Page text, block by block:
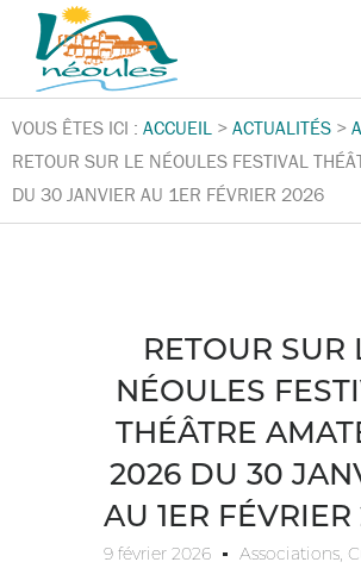
VOUS ÊTES ICI : ACCUEIL > ACTUALITÉS >
RETOUR SUR LE NÉOULES FESTIVAL
DU 30 JANVIER AU 1ER FÉVRIER 2026
RETOUR SUR
NÉOULES
THÉÂTRE
2026 DU 30
AU 1ER
9 février 2026 Associations,